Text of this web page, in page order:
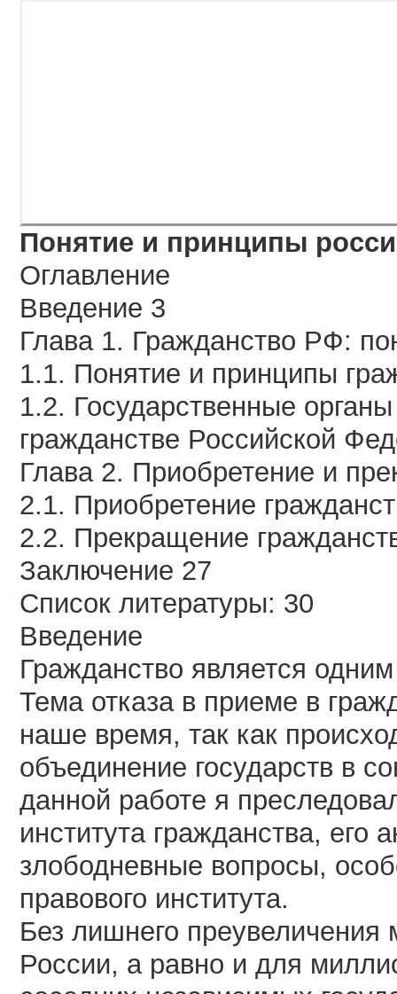
Понятие и принципы
Оглавление
Введение 3
Глава 1. Гражданство РФ:
1.1. Понятие и принципы
1.2. Государственные
гражданстве Российской
Глава 2. Приобретение и
2.1. Приобретение
2.2. Прекращение
Заключение 27
Список литературы: 30
Введение
Гражданство является
Тема отказа в приеме в
наше время, так как
объединение государств в
данной работе я
института гражданства, его
злободневные вопросы,
правового института.
Без лишнего преувеличения
России, а равно и для